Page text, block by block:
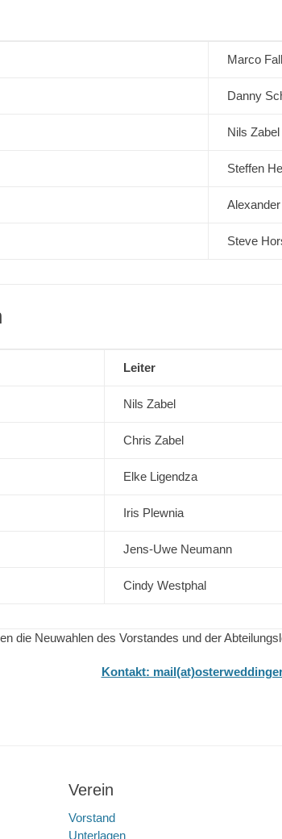
Marco
Danny
Nils Zabel
Steffen
Steve
Leiter
Nils Zabel
Chris Zabel
Elke Ligendza
Iris Plewnia
Jens-Uwe Neumann
Cindy Westphal
die Neuwahlen des Vorstandes und der
Kontakt:
Verein
Vorstand
Unterlagen